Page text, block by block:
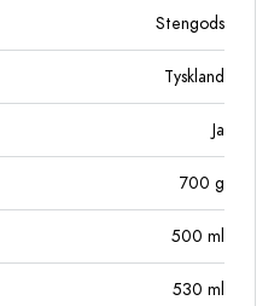
Stengods
Tyskland
Ja
700 g
500 ml
530 ml